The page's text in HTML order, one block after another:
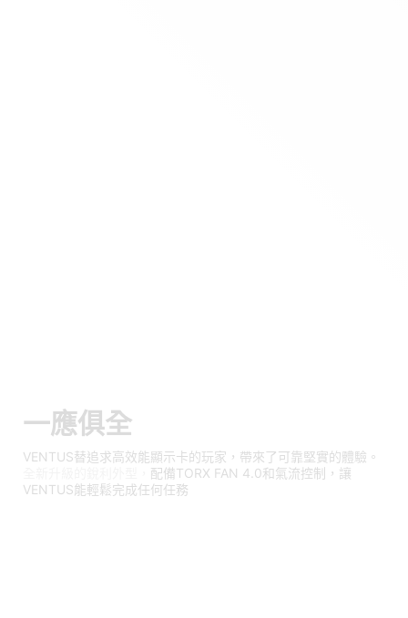
一應俱全
VENTUS替追求高效能顯示卡的玩家，帶來了可靠堅實的體驗。
配備TORX FAN 4.0和氣流控制，讓
VENTUS能輕鬆完成任何任務